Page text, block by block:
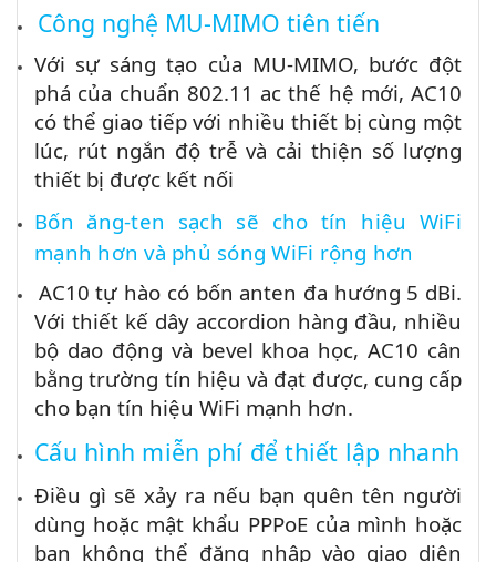
Công nghệ MU-MIMO tiên tiến
Với sự sáng tạo của MU-MIMO, bước đột
phá của chuẩn 802.11 ac thế hệ mới, AC10
có thể giao tiếp với nhiều thiết bị cùng một
lúc, rút ​​ngắn độ trễ và cải thiện số lượng
thiết bị được kết nối
Bốn ăng-ten sạch sẽ cho tín hiệu WiFi
mạnh hơn và phủ sóng WiFi rộng hơn
AC10 tự hào có bốn anten đa hướng 5 dBi.
Với thiết kế dây accordion hàng đầu, nhiều
bộ dao động và bevel khoa học, AC10 cân
bằng trường tín hiệu và đạt được, cung cấp
cho bạn tín hiệu WiFi mạnh hơn.
Cấu hình miễn phí để thiết lập nhanh
Điều gì sẽ xảy ra nếu bạn quên tên người
dùng hoặc mật khẩu PPPoE của mình hoặc
bạn không thể đăng nhập vào giao diện